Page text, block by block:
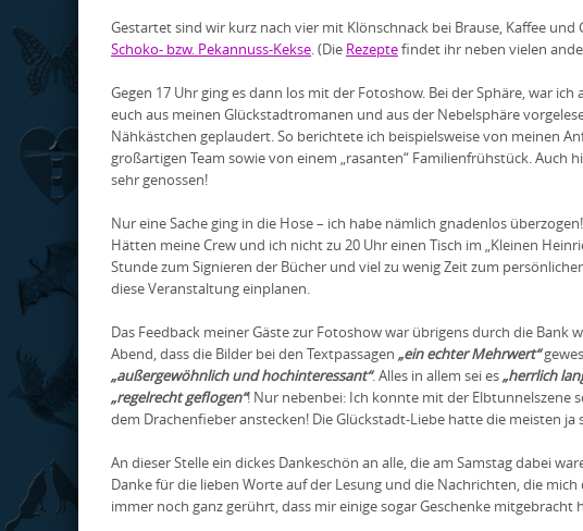
Gestartet sind wir kurz nach vier mit Klönschnack bei Brause, Kaffee und
Schoko- bzw. Pekannuss-Kekse. (Die Rezeptefindet ihr neben vielen
Gegen 17 Uhr ging es dann los mit der Fotoshow. Bei der Sphäre, war
euch aus meinen Glückstadtromanen und aus der Nebelsphäre
Nähkästchen geplaudert. So berichtete ich beispielsweise von meinen
großartigen Team sowie von einem „rasanten“ Familienfrühstück.
sehr genossen!
Nur eine Sache ging in die Hose – ich habe nämlich gnadenlos
Hätten meine Crew und ich nicht zu 20 Uhr einen Tisch im „Kleinen
Stunde zum Signieren der Bücher und viel zu wenig Zeit zum
diese Veranstaltung einplanen.
Das Feedback meiner Gäste zur Fotoshow war übrigens durch die Bank
Abend, dass die Bilder bei den Textpassagen „ein echter Mehrwert“
„außergewöhnlich und hochinteressant“. Alles in allem sei es„herrlich
„regelrecht geflogen“! Nur nebenbei: Ich konnte mit der Elbtunnelszene
dem Drachenfieber anstecken! Die Glückstadt-Liebe hatte die meisten ja
An dieser Stelle ein dickes Dankeschön an alle, die am Samstag dabei
Danke für die lieben Worte auf der Lesung und die Nachrichten, die
immer noch ganz gerührt, dass mir einige sogar Geschenke mitgebracht